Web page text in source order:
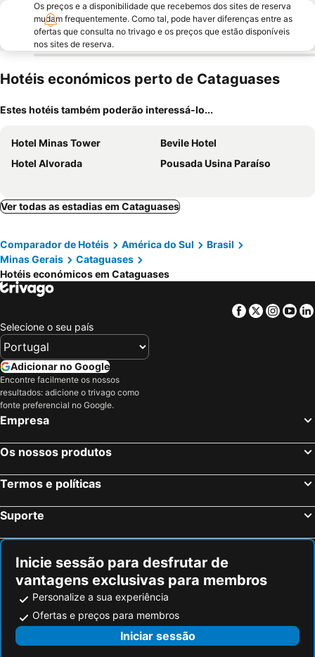
Os preços e a disponibilidade que recebemos dos sites de reserva
mudam frequentemente. Como tal, pode haver diferenças entre as
ofertas que consulta no trivago e os preços que estão disponíveis
nos sites de reserva.
Hotéis económicos perto de Cataguases
Estes hotéis também poderão interessá-lo...
Hotel Minas Tower
Bevile Hotel
Hotel Alvorada
Pousada Usina Paraíso
Ver todas as estadias em Cataguases
Comparador de Hotéis América do Sul
Brasil
Minas Gerais
Cataguases
Hotéis económicos em Cataguases
Facebook
Twitter
Selecione o seu país
Adicionar no Google
Encontre facilmente os nossos
resultados: adicione o trivago como
fonte preferencial no Google.
Empresa
Os nossos produtos
Termos e políticas
Suporte
Inicie sessão para desfrutar de
vantagens exclusivas para membros
Personalize a sua experiência
Ofertas e preços para membros
Iniciar sessão